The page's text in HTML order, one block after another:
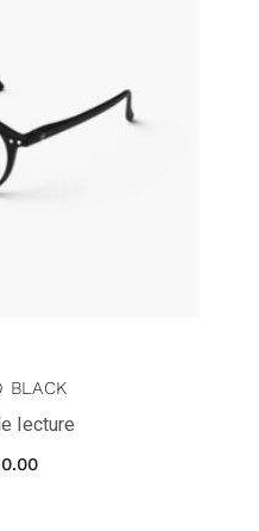
BLACK
lecture